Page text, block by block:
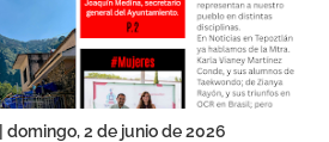
domingo, 2 de junio de 2026